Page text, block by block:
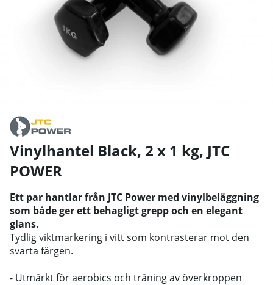
Vinylhantel Black, 2 x 1 kg, JTC
POWER
Ett par hantlar från JTC Power med vinylbeläggning
som både ger ett behagligt grepp och en elegant
glans.
Tydlig viktmarkering i vitt som kontrasterar mot den
svarta färgen.
- Utmärkt för aerobics och träning av överkroppen